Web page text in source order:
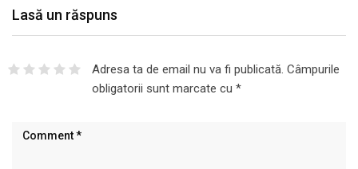
Lasă un răspuns
Adresa ta de email nu va fi publicată. Câmpurile
obligatorii sunt marcate cu *